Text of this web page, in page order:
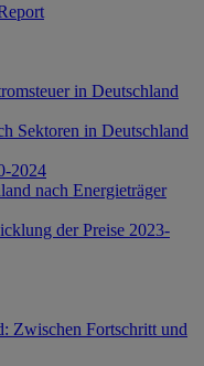
in Deutschland
Sektoren in Deutschland
2024
nach Energieträger
der Preise 2023-
Zwischen Fortschritt und